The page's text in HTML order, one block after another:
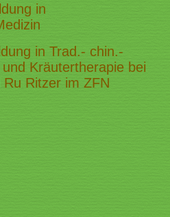
in
in Trad.- chin.-
Kräutertherapie bei
Ritzer im ZFN